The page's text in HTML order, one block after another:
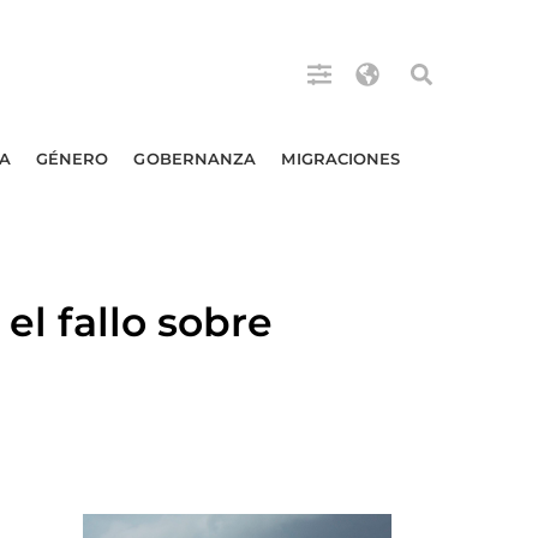
GÉNERO GOBERNANZA MIGRACIONES
fallo sobre